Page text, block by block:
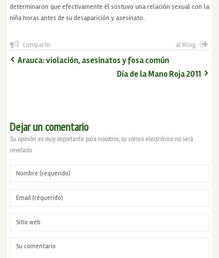
determinaron que efectivamente él sostuvo una relación sexual con la
niña horas antes de su desaparición y asesinato.
Compartir al Blog
Arauca: violación, asesinatos y fosa común
Día de la Mano Roja 2011
Dejar un comentario
Su opinión es muy importante para nosotros, su correo electrónico no será
revelado